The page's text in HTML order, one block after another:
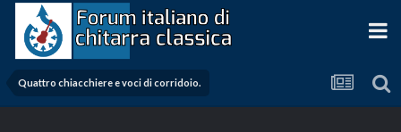
Quattro chiacchiere e voci di corridoio.